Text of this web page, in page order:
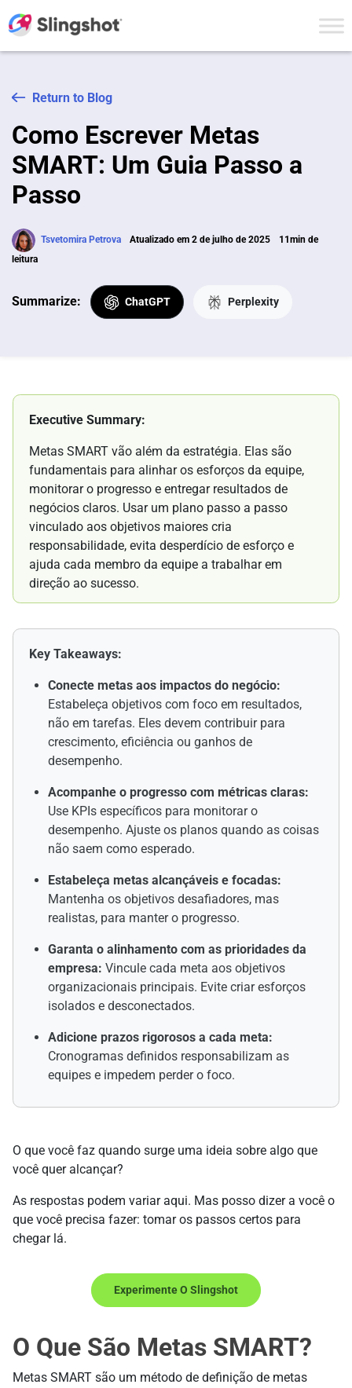
Return to Blog
Como Escrever Metas
SMART: Um Guia Passo a
Passo
Tsvetomira Petrova Atualizado em 2 de julho de 2025
11min de
leitura
Summarize: ChatGPT Perplexity
Executive Summary:
Metas SMART vão além da estratégia. Elas são
fundamentais para alinhar os esforços da equipe,
monitorar o progresso e entregar resultados de
negócios claros. Usar um plano passo a passo
vinculado aos objetivos maiores cria
responsabilidade, evita desperdício de esforço e
ajuda cada membro da equipe a trabalhar em
direção ao sucesso.
Key Takeaways:
Conecte metas aos impactos do negócio:
Estabeleça objetivos com foco em resultados,
não em tarefas. Eles devem contribuir para
crescimento, eficiência ou ganhos de
desempenho.
Acompanhe o progresso com métricas claras:
Use KPIs específicos para monitorar o
desempenho. Ajuste os planos quando as coisas
não saem como esperado.
Estabeleça metas alcançáveis e focadas:
Mantenha os objetivos desafiadores, mas
realistas, para manter o progresso.
Garanta o alinhamento com as prioridades da
empresa: Vincule cada meta aos objetivos
organizacionais principais. Evite criar esforços
isolados e desconectados.
Adicione prazos rigorosos a cada meta:
Cronogramas definidos responsabilizam as
equipes e impedem perder o foco.
O que você faz quando surge uma ideia sobre algo que
você quer alcançar?
As respostas podem variar aqui. Mas posso dizer a você o
que você precisa fazer: tomar os passos certos para
chegar lá.
Experimente O Slingshot
O Que São Metas SMART?
Metas SMART são um método de definição de metas